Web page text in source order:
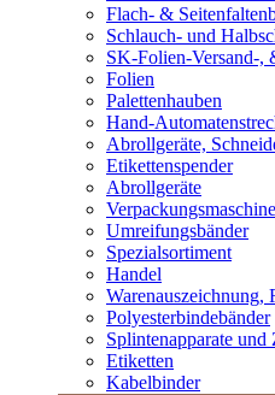
Flach- &
Schlauch- und
SK-Folien-Versand-,
Folien
Palettenhauben
Hand-
Abrollgeräte,
Etikettenspender
Abrollgeräte
Umreifungsbänder
Spezialsortiment
Handel
Warenauszeichnung,
Polyesterbindebänder
Splintenapparate und
Etiketten
Kabelbinder